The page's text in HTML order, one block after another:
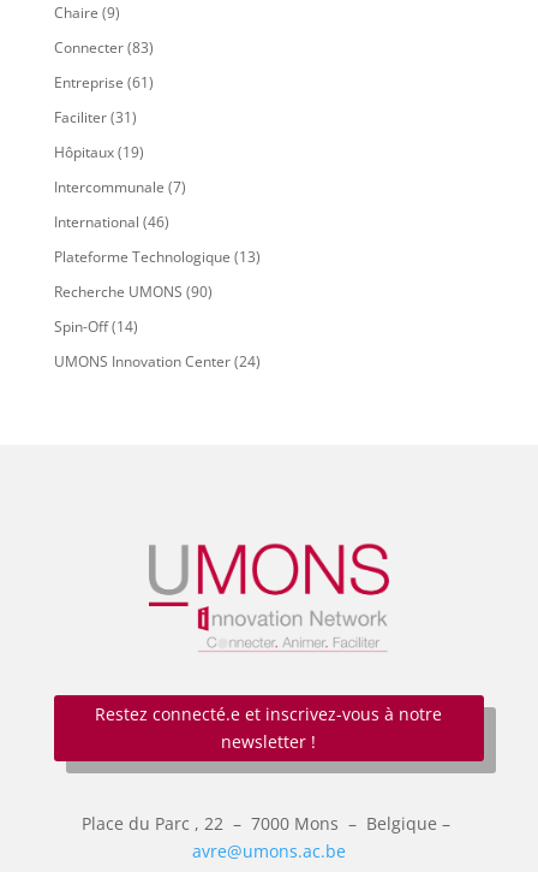
Chaire (9)
Connecter(83)
Entreprise (61)
Faciliter(31)
Hôpitaux(19)
Intercommunale (7)
International (46)
Plateforme Technologique (13)
Recherche UMONS (90)
Spin-Off(14)
UMONS Innovation Center(24)
Restez connecté.e et inscrivez-vous à notre
newsletter !
Place du Parc , 22 – 7000 Mons – Belgique –
avre@umons.ac.be